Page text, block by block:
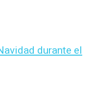
durante el